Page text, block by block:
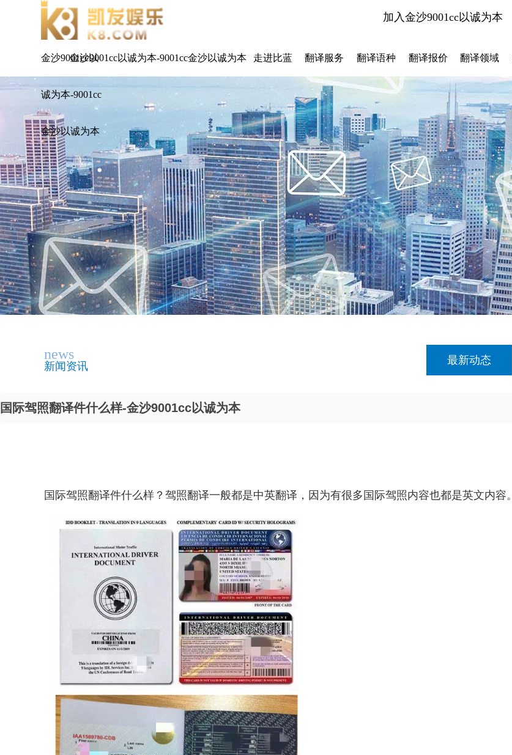
加入金沙9001cc以诚为本
金沙9001cc以
诚为本-9001cc
金沙以诚为本
金沙9001cc以诚为本-9001cc金沙以诚为本 走进比蓝 翻译服务 翻译语种 翻译报价 翻译领域
news
新闻资讯 最新动态
国际驾照翻译件什么样-金沙9001cc以诚为本
国际驾照翻译件什么样？驾照翻译一般都是中英翻译，因为有很多国际驾照内容也都是英文内容。